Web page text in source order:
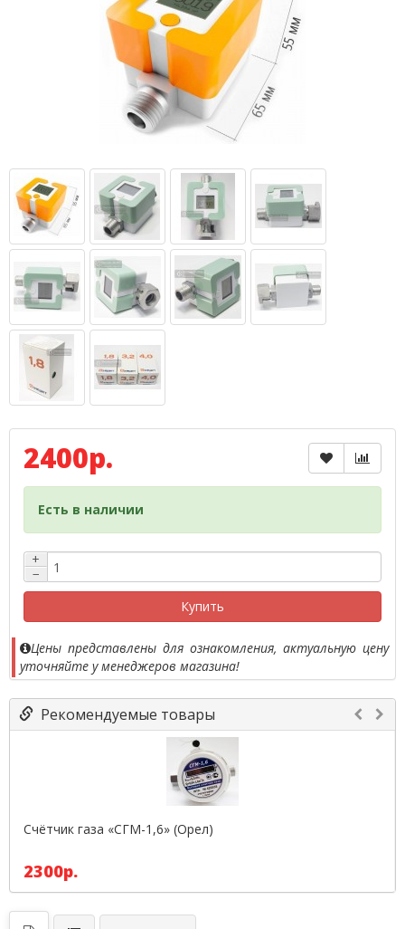
2400р.
Есть в наличии
+
−
Купить
Цены представлены для ознакомления, актуальную цену
уточняйте у менеджеров магазина!
Рекомендуемые товары
Счётчик газа «СГМ-1,6» (Орел)
2300р.